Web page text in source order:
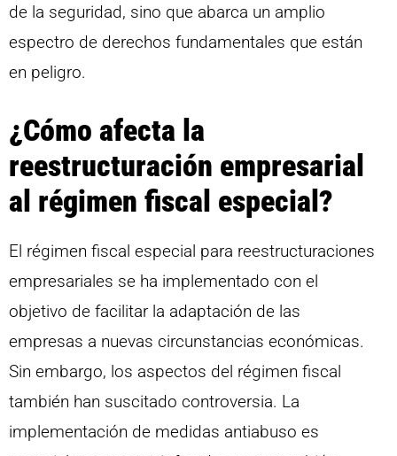
de la seguridad, sino que abarca un amplio
espectro de derechos fundamentales que están
en peligro.
¿Cómo afecta la
reestructuración empresarial
al régimen fiscal especial?
El régimen fiscal especial para reestructuraciones
empresariales se ha implementado con el
objetivo de facilitar la adaptación de las
empresas a nuevas circunstancias económicas.
Sin embargo, los aspectos del régimen fiscal
también han suscitado controversia. La
implementación de medidas antiabuso es